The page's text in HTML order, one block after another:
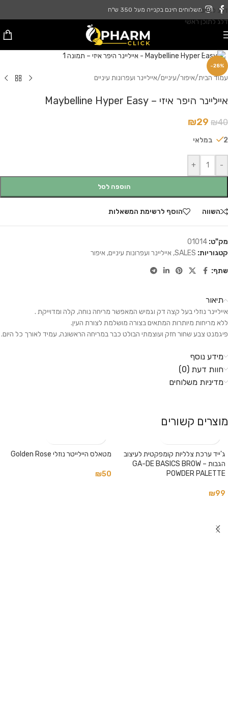
דלג לניווט
דלג לתוכן ראשי
משלוחים חינם בקנייה מעל 350 ש"ח
-28%
עמוד הבית/איפור/עיניים/אייליינר ועפרונות עיניים
אייליינר היפר איזי – Maybelline Hyper Easy
₪40
₪29
2 במלאי
-
+
הוספה לסל
השווה הוסף לרשימת המשאלות
מק"ט: 01014
קטגוריות: SALES
, אייליינר ועפרונות עיניים, איפור
שתף:
תיאור
אייליינר נוזלי בעל קצה דק וגמיש המאפשר מריחה נוחה, קלה ומדוייקת .
ללא מריחות מיותרות המתאים בצורה מושלמת לצורת העין.
פיגמנט צבע שחור חזק ועוצמתי הבולט כבר במריחה הראשונה, עמיד לאורך כל היום.
מידע נוסף
חוות דעת (0)
מדיניות משלוחים
מוצרים קשורים
ג'ייד ערכת צלליות קומפקטית לעיצוב
הגבות – GA-DE BASICS BROW
POWDER PALETTE
₪99
מטאלס היילייטר נוזלי Golden Rose
₪50